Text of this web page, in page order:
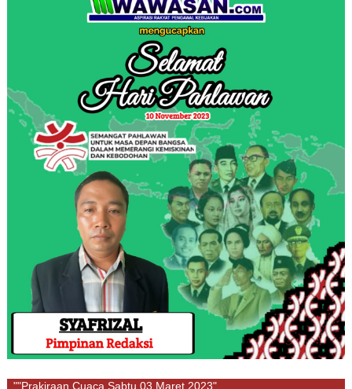
""Prakiraan Cuaca Sabtu 03 Maret 2023"